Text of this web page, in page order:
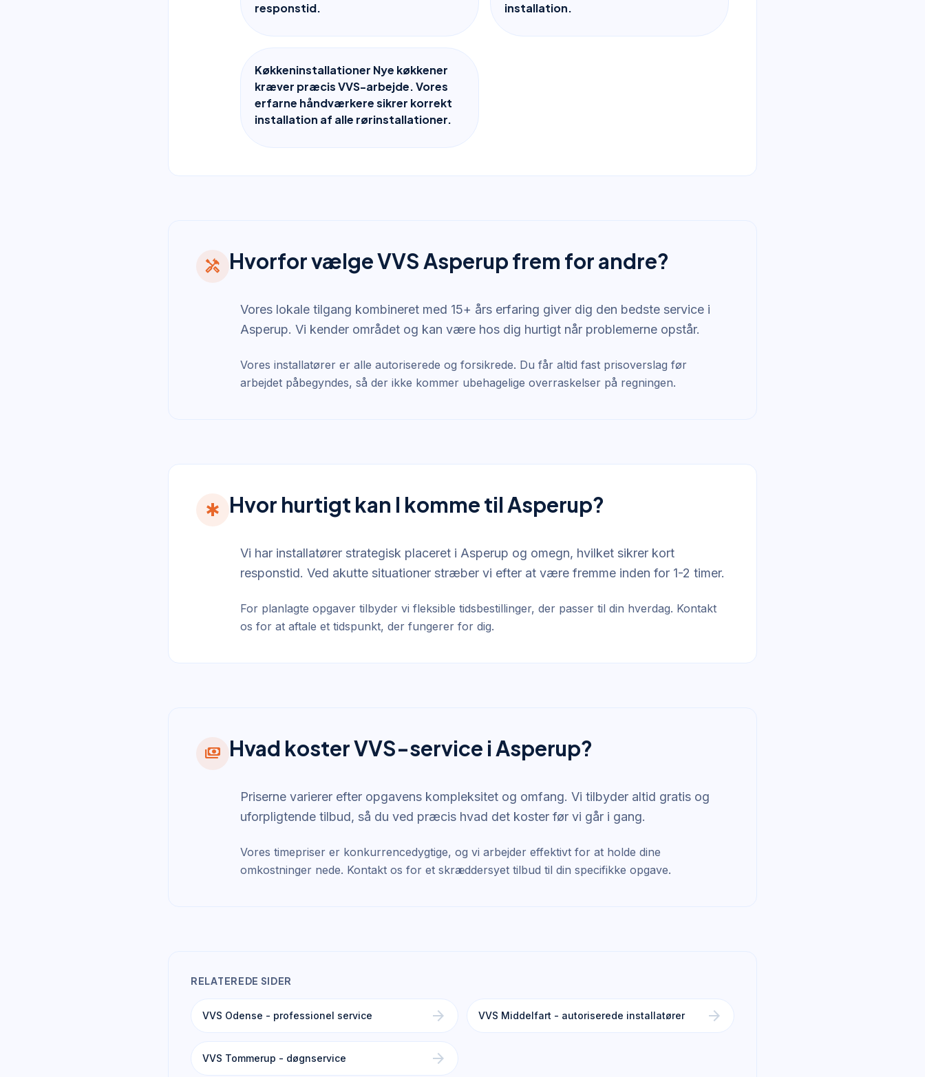
responstid.
installation.
Køkkeninstallationer Nye køkkener
kræver præcis VVS-arbejde. Vores
erfarne håndværkere sikrer korrekt
installation af alle rørinstallationer.
handyman Hvorfor vælge VVS Asperup frem for andre?
Vores lokale tilgang kombineret med 15+ års erfaring giver dig den bedste service i
Asperup. Vi kender området og kan være hos dig hurtigt når problemerne opstår.
Vores installatører er alle autoriserede og forsikrede. Du får altid fast prisoverslag før
arbejdet påbegyndes, så der ikke kommer ubehagelige overraskelser på regningen.
emergency Hvor hurtigt kan I komme til Asperup?
Vi har installatører strategisk placeret i Asperup og omegn, hvilket sikrer kort
responstid. Ved akutte situationer stræber vi efter at være fremme inden for 1-2 timer.
For planlagte opgaver tilbyder vi fleksible tidsbestillinger, der passer til din hverdag. Kontakt
os for at aftale et tidspunkt, der fungerer for dig.
payments Hvad koster VVS-service i Asperup?
Priserne varierer efter opgavens kompleksitet og omfang. Vi tilbyder altid gratis og
uforpligtende tilbud, så du ved præcis hvad det koster før vi går i gang.
Vores timepriser er konkurrencedygtige, og vi arbejder effektivt for at holde dine
omkostninger nede. Kontakt os for et skræddersyet tilbud til din specifikke opgave.
RELATEREDE SIDER
VVS Odense - professionel service arrow_forward VVS Middelfart - autoriserede installatører arrow_forward
VVS Tommerup - døgnservice arrow_forward